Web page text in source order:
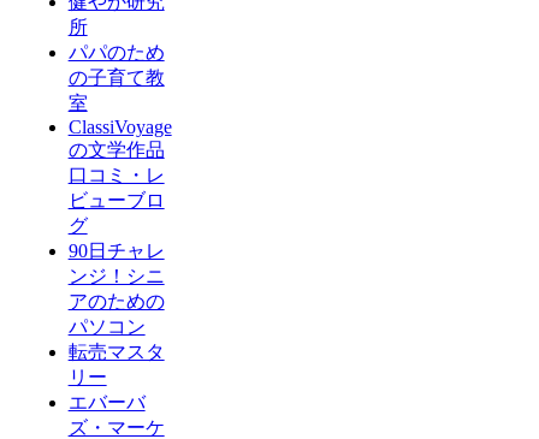
所
パパのため
の子育て教
室
ClassiVoyage
の文学作品
口コミ・レ
ビューブロ
グ
90日チャレ
ンジ！シニ
アのための
パソコン
転売マスタ
リー
エバーバ
ズ・マーケ